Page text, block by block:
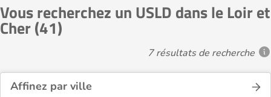
Vous recherchez un USLD dans le Loir et
Cher (41)
7 résultats de recherche
Affinez par ville